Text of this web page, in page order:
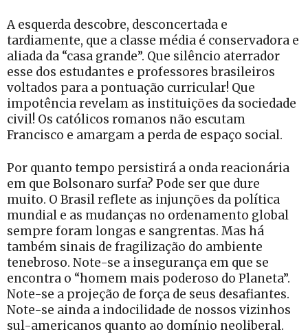
A esquerda descobre, desconcertada e
tardiamente, que a classe média é conservadora e
aliada da “casa grande”. Que silêncio aterrador
esse dos estudantes e professores brasileiros
voltados para a pontuação curricular! Que
impotência revelam as instituições da sociedade
civil! Os católicos romanos não escutam
Francisco e amargam a perda de espaço social.
Por quanto tempo persistirá a onda reacionária
em que Bolsonaro surfa? Pode ser que dure
muito. O Brasil reflete as injunções da política
mundial e as mudanças no ordenamento global
sempre foram longas e sangrentas. Mas há
também sinais de fragilização do ambiente
tenebroso. Note-se a insegurança em que se
encontra o “homem mais poderoso do Planeta”.
Note-se a projeção de força de seus desafiantes.
Note-se ainda a indocilidade de nossos vizinhos
sul-americanos quanto ao domínio neoliberal.